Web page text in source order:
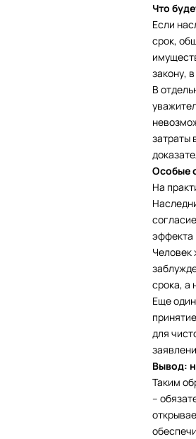
Что
Если
срок,
закону,
В
затраты
Особые
На
эффекта
Человек
срока, а
Еще
для
Вывод:
Таким
–